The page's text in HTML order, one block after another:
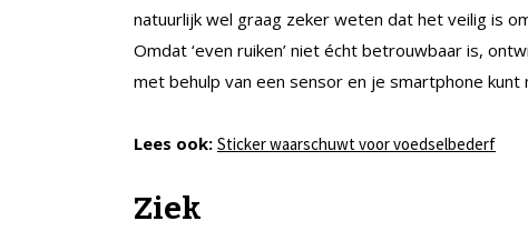
natuurlijk wel graag zeker weten dat het veilig is
Omdat ‘even ruiken’ niet écht betrouwbaar is,
met behulp van een sensor en je smartphone
Lees ook: Sticker waarschuwt voor voedselbederf
Ziek